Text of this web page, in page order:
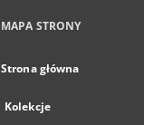
MAPA STRONY
Strona główna
Kolekcje